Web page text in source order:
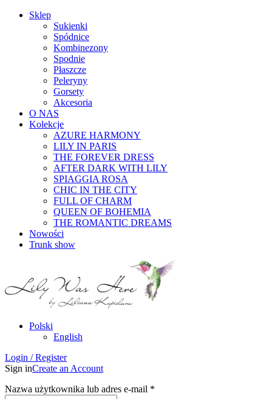
Sklep
Sukienki
Spódnice
Kombinezony
Spodnie
Płaszcze
Peleryny
Gorsety
Akcesoria
O NAS
Kolekcje
AZURE HARMONY
LILY IN PARIS
THE FOREVER DRESS
AFTER DARK WITH LILY
SPIAGGIA ROSA
CHIC IN THE CITY
FULL OF CHARM
QUEEN OF BOHEMIA
THE ROMANTIC DREAMS
Nowości
Trunk show
Polski
English
Login / Register
Sign inCreate an Account
Nazwa użytkownika lub adres e-mail *